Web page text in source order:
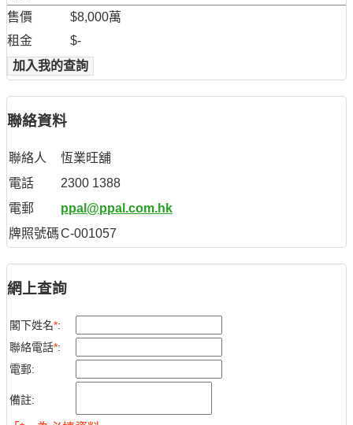
售價
$8,000萬
租金
$-
加入我的查詢
聯絡資料
聯絡人
恆業旺舖
電話
2300 1388
電郵
ppal@ppal.com.hk
牌照號碼C-001057
網上查詢
閣下姓名*:
聯絡電話*:
電郵:
備註: